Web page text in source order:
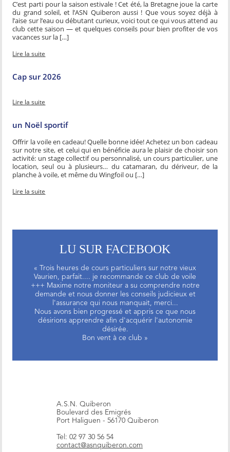
C’est parti pour la saison estivale ! Cet été, la Bretagne joue la carte
du grand soleil, et l’ASN Quiberon aussi ! Que vous soyez déjà à
l’aise sur l’eau ou débutant curieux, voici tout ce qui vous attend au
club cette saison — et quelques conseils pour bien profiter de vos
vacances sur la […]
Lire la suite
Cap sur 2026
Lire la suite
un Noël sportif
Offrir la voile en cadeau! Quelle bonne idée! Achetez un bon cadeau
sur notre site, et celui qui en bénéficie aura le plaisir de choisir son
activité: un stage collectif ou personnalisé, un cours particulier, une
location, seul ou à plusieurs… du catamaran, du dériveur, de la
planche à voile, et même du Wingfoil ou […]
Lire la suite
LU SUR FACEBOOK
« Trois heures de cours particuliers sur notre vieux
Vaurien, parfait.... je recommande ce club de voile
+++ Maxime notre moniteur a su comprendre notre
demande et nous donner les conseils judicieux et
l'assurance qui nous manquait, merci...
Nous avons bien progressé et appris ce que nous
désirions apprendre afin d'acquérir l'autonomie
désirée.
Bon vent à ce club »
A.S.N. Quiberon
Boulevard des Emigrés
Port Haliguen - 56170 Quiberon
Tel: 02 97 30 56 54
contact@asnquiberon.com